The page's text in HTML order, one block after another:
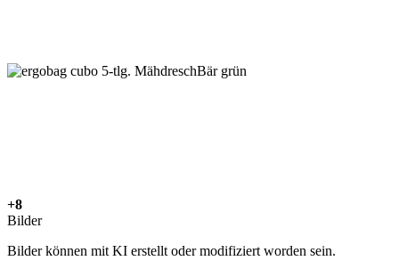
+8
Bilder
Bilder können mit KI erstellt oder modifiziert worden sein.